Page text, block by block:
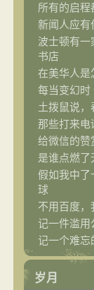
所有的启程
新闻人应有
波士顿有一
书店
在美华人是
每当变幻时
土拨鼠说，
那些打来电
给微信的赞
是谁点燃了
假如我中了
球
不用百度，
记一件滥用
记一个难忘
岁月